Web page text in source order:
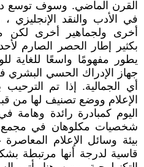
القرن الماضي. وسوف توسع
في الأدب والنقد
أخرى ولجماهير أخرى لكن
بكثير إطار الحصر الصارم
يطور مفهومًا واسعًا للغاية
جهاز الإدراك الحسي البشري
أي الجمالية. إذا تم
الإعلام ووضع تصنيف لها من
اليوم كمبادرة رائدة وهامة
شخصيات مكلوهان في مجمع
بيئة وسائل الإعلام
قاسية لدرجة أنها مرتبطة